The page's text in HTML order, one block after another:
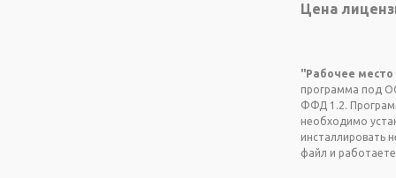
Цена
"Рабочее
программа под
ФФД 1.2.
необходимо
инсталлировать
файл и